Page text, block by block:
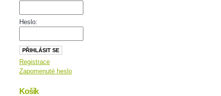
Heslo:
Registrace
Zapomenuté heslo
Košík